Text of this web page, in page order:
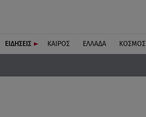
ΕΙΔΗΣΕΙΣ ΚΑΙΡΟΣ ΕΛΛΑΔΑ ΚΟΣΜΟΣ